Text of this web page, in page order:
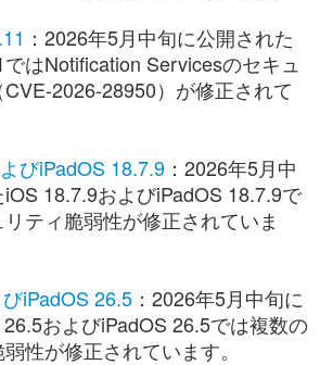
：2026年5月中旬に公開された
はNotification Servicesのセキュ
2026-28950）が修正されて
びiPadOS 18.7.9 ：2026年5月中
18.7.9およびiPadOS 18.7.9で
ティ脆弱性が修正されていま
iPadOS 26.5 ：2026年5月中旬に
およびiPadOS 26.5では複数の
性が修正されています。